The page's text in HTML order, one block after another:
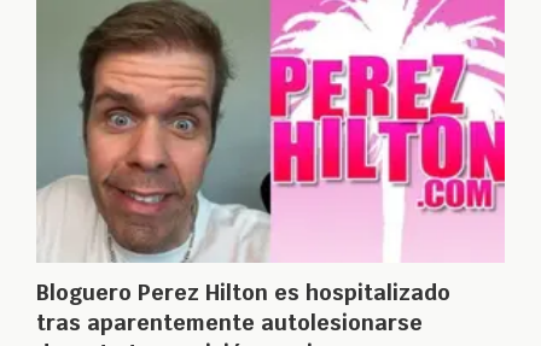
Bloguero Perez Hilton es hospitalizado
tras aparentemente autolesionarse